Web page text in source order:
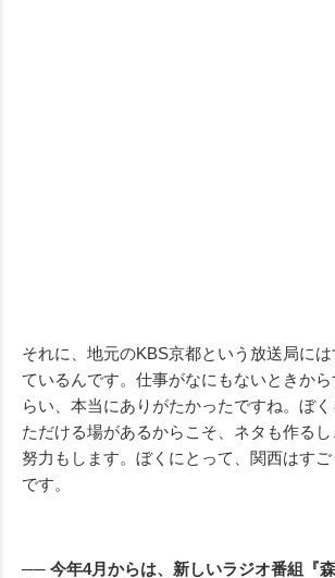
それに、地元のKBS京都という放送局に
ているんです。仕事がなにもないときか
らい、本当にありがたかったですね。ぼ
ただける場があるからこそ、ネタも作る
努力もします。ぼくにとって、関西はす
です。
── 今年4月からは、新しいラジオ番組『